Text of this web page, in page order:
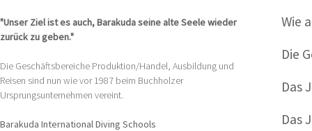
"Unser Ziel ist es auch, Barakuda seine alte Seele wieder
zurück zu geben."
Die Geschäftsbereiche Produktion/Handel, Ausbildung und
Reisen sind nun wie vor 1987 beim Buchholzer
Ursprungsunternehmen vereint.
Barakuda International Diving Schools
Wie
Die
Das
Das